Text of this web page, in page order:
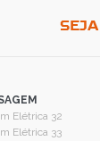
Elétrica 32
Elétrica 33